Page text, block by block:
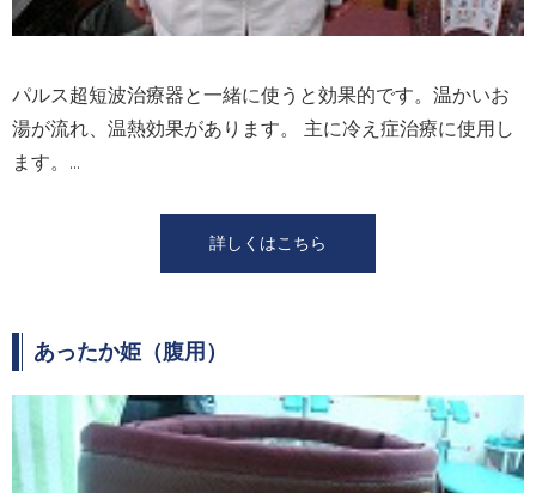
パルス超短波治療器と⼀緒に使うと効果的です。温かいお
湯が流れ、温熱効果があります。 主に冷え症治療に使⽤し
ます。...
詳しくはこちら
あったか姫（腹⽤）